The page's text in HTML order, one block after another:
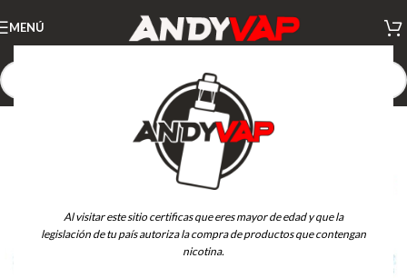
Al visitar este sitio certificas que eres mayor de edad y que la
legislación de tu país autoriza la compra de productos que contengan
nicotina.
MENÚ